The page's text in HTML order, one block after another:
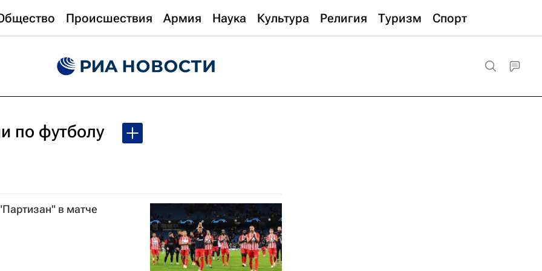
Происшествия Армия Наука Культура Религия Туризм Спорт
по футболу
в матче